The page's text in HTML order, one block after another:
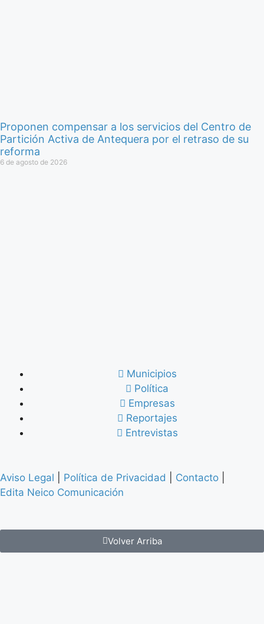
Proponen compensar a los servicios del Centro de
Partición Activa de Antequera por el retraso de su
reforma
6 de agosto de 2026
Municipios
Política
Empresas
Reportajes
Entrevistas
Aviso Legal Política de Privacidad Contacto
Edita Neico Comunicación
Volver Arriba